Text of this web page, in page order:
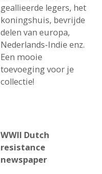
geallieerde legers, het
koningshuis, bevrijde
delen van europa,
Nederlands-Indie enz.
Een mooie
toevoeging voor je
collectie!
WWII Dutch
resistance
newspaper